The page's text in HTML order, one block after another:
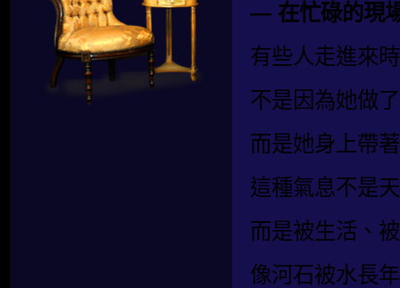
— 在忙碌的現
有些人走進來
不是因為她做
而是她身上帶
這種氣息不是
而是被生活、
像河石被水長